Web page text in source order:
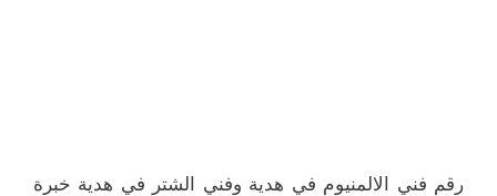
رقم فني الالمنيوم في هدية وفني الشتر في هدية خبرة